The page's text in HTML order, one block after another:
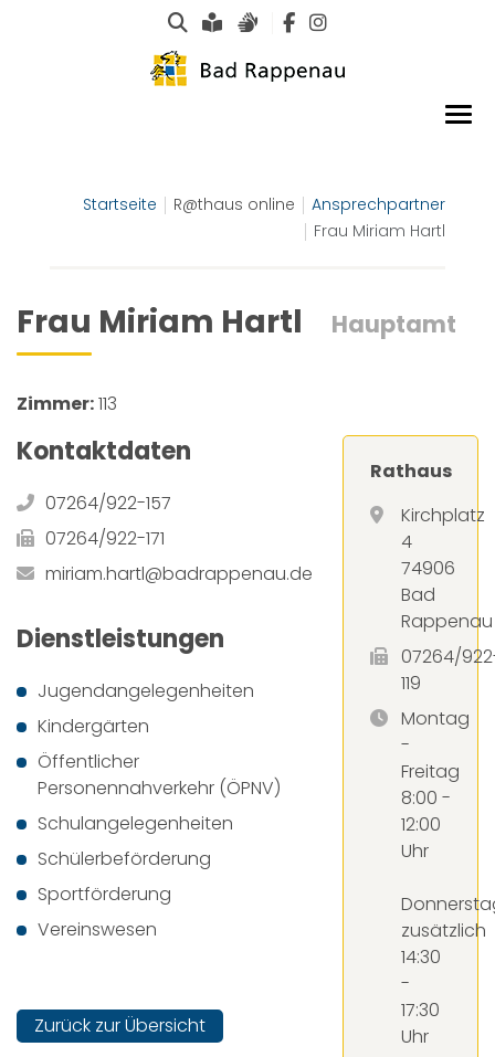
Suche
Leichte Sprache
Gebärdensprachen
Startseite R@thaus online
Ansprechpartner
Frau Miriam Hartl
Frau Miriam Hartl Hauptamt
Zimmer:113
Kontaktdaten
07264/922-157
07264/922-171
miriam.hartl@badrappenau.de
Dienstleistungen
Jugendangelegenheiten
Kindergärten
Öffentlicher
Personennahverkehr (ÖPNV)
Schulangelegenheiten
Schülerbeförderung
Sportförderung
Vereinswesen
Zurück zur Übersicht
Rathaus
Kirchplatz
4
74906
Bad
Rappenau
07264/
119
Montag
-
Freitag
8:00 -
12:00
Uhr
zusätzlich
14:30
-
17:30
Uhr